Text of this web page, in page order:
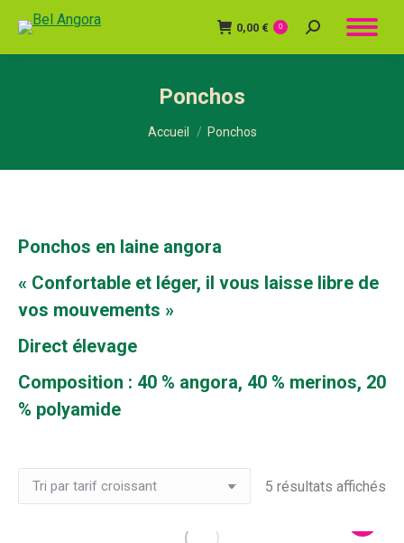
0,00 € 0
Recherche
:
Ponchos
Vous êtes ici :
Accueil Ponchos
Ponchos en laine angora
« Confortable et léger, il vous laisse libre de
vos mouvements »
Direct élevage
Composition : 40 % angora, 40 % merinos, 20
% polyamide
5 résultats affichés